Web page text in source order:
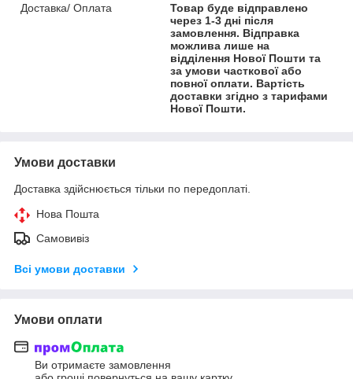
Доставка/ Оплата
Товар буде відправлено
через 1-3 дні після
замовлення. Відправка
можлива лише на
відділення Нової Пошти та
за умови часткової або
повної оплати. Вартість
доставки згідно з тарифами
Нової Пошти.
Умови доставки
Доставка здійснюється тільки по передоплаті.
Нова Пошта
Самовивіз
Всі умови доставки
Умови оплати
Ви отримаєте замовлення